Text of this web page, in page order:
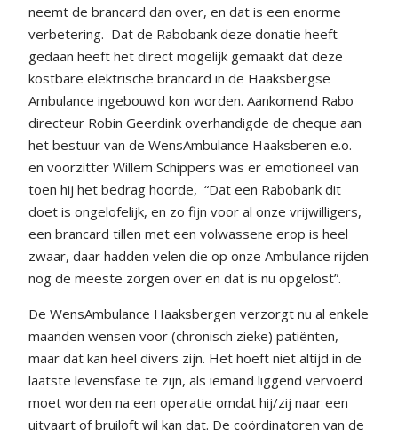
neemt de brancard dan over, en dat is een enorme
verbetering. Dat de Rabobank deze donatie heeft
gedaan heeft het direct mogelijk gemaakt dat deze
kostbare elektrische brancard in de Haaksbergse
Ambulance ingebouwd kon worden. Aankomend Rabo
directeur Robin Geerdink overhandigde de cheque aan
het bestuur van de WensAmbulance Haaksberen e.o.
en voorzitter Willem Schippers was er emotioneel van
toen hij het bedrag hoorde, “Dat een Rabobank dit
doet is ongelofelijk, en zo fijn voor al onze vrijwilligers,
een brancard tillen met een volwassene erop is heel
zwaar, daar hadden velen die op onze Ambulance rijden
nog de meeste zorgen over en dat is nu opgelost”.
De WensAmbulance Haaksbergen verzorgt nu al enkele
maanden wensen voor (chronisch zieke) patiënten,
maar dat kan heel divers zijn. Het hoeft niet altijd in de
laatste levensfase te zijn, als iemand liggend vervoerd
moet worden na een operatie omdat hij/zij naar een
uitvaart of bruiloft wil kan dat. De coördinatoren van de